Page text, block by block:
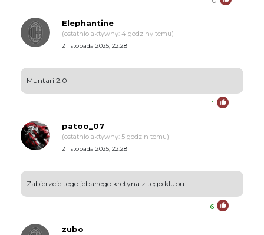
Elephantine
(ostatnio aktywny: 4 godziny temu)
2 listopada 2025, 22:28
Muntari 2.0
1
patoo_07
(ostatnio aktywny: 5 godzin temu)
2 listopada 2025, 22:28
Zabierzcie tego jebanego kretyna z tego klubu
6
zubo